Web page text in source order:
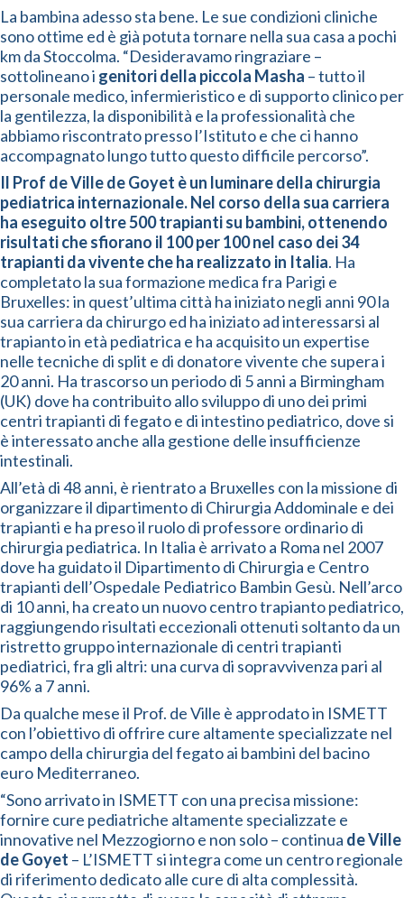
La bambina adesso sta bene. Le sue condizioni cliniche
sono ottime ed è già potuta tornare nella sua casa a pochi
km da Stoccolma. “Desideravamo ringraziare –
sottolineano i genitori della piccola Masha – tutto il
personale medico, infermieristico e di supporto clinico per
la gentilezza, la disponibilità e la professionalità che
abbiamo riscontrato presso l’Istituto e che ci hanno
accompagnato lungo tutto questo difficile percorso”.
Il Prof de Ville de Goyet è un luminare della chirurgia
pediatrica internazionale. Nel corso della sua carriera
ha eseguito oltre 500 trapianti su bambini, ottenendo
risultati che sfiorano il 100 per 100 nel caso dei 34
trapianti da vivente che ha realizzato in Italia. Ha
completato la sua formazione medica fra Parigi e
Bruxelles: in quest’ultima città ha iniziato negli anni 90 la
sua carriera da chirurgo ed ha iniziato ad interessarsi al
trapianto in età pediatrica e ha acquisito un expertise
nelle tecniche di split e di donatore vivente che supera i
20 anni. Ha trascorso un periodo di 5 anni a Birmingham
(UK) dove ha contribuito allo sviluppo di uno dei primi
centri trapianti di fegato e di intestino pediatrico, dove si
è interessato anche alla gestione delle insufficienze
intestinali.
All’età di 48 anni, è rientrato a Bruxelles con la missione di
organizzare il dipartimento di Chirurgia Addominale e dei
trapianti e ha preso il ruolo di professore ordinario di
chirurgia pediatrica. In Italia è arrivato a Roma nel 2007
dove ha guidato il Dipartimento di Chirurgia e Centro
trapianti dell’Ospedale Pediatrico Bambin Gesù. Nell’arco
di 10 anni, ha creato un nuovo centro trapianto pediatrico,
raggiungendo risultati eccezionali ottenuti soltanto da un
ristretto gruppo internazionale di centri trapianti
pediatrici, fra gli altri: una curva di sopravvivenza pari al
96% a 7 anni.
Da qualche mese il Prof. de Ville è approdato in ISMETT
con l’obiettivo di offrire cure altamente specializzate nel
campo della chirurgia del fegato ai bambini del bacino
euro Mediterraneo.
“Sono arrivato in ISMETT con una precisa missione:
fornire cure pediatriche altamente specializzate e
innovative nel Mezzogiorno e non solo – continua de Ville
de Goyet – L’ISMETT si integra come un centro regionale
di riferimento dedicato alle cure di alta complessità.